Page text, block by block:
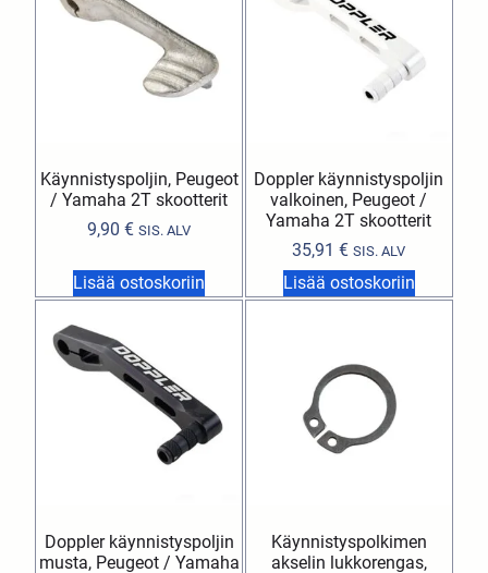
Käynnistyspoljin, Peugeot
/ Yamaha 2T skootterit
9,90€ SIS. ALV
Lisää ostoskoriin
Doppler käynnistyspoljin
valkoinen, Peugeot /
Yamaha 2T skootterit
35,91€ SIS. ALV
Lisää ostoskoriin
Doppler käynnistyspoljin
musta, Peugeot / Yamaha
Käynnistyspolkimen
akselin lukkorengas,